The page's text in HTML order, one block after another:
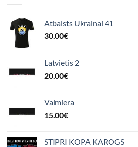
Atbalsts Ukrainai 41
30.00€
Latvietis 2
20.00€
Valmiera
15.00€
STIPRI KOPĀ KAROGS